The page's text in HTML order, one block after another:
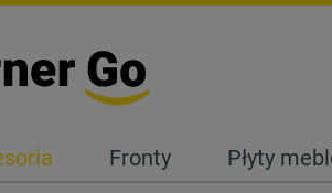
Fronty
Płyty